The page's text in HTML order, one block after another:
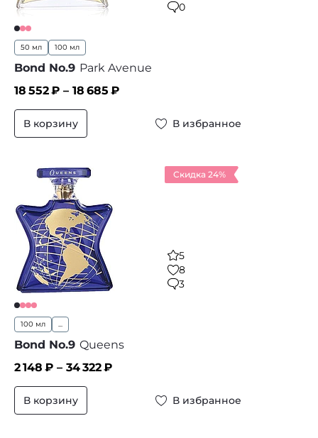
0
50 мл 100 мл
Bond No.9 Park Avenue
18 552₽ – 18 685 ₽
В корзину В избранное
Скидка 24%
5
8
3
100 мл ...
Bond No.9 Queens
2 148 ₽ – 34 322₽
В корзину В избранное